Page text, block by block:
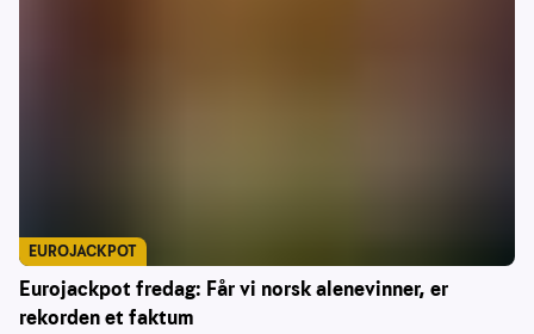
Eurojackpot fredag: Får vi norsk alenevinner, er
rekorden et faktum
EUROJACKPOT